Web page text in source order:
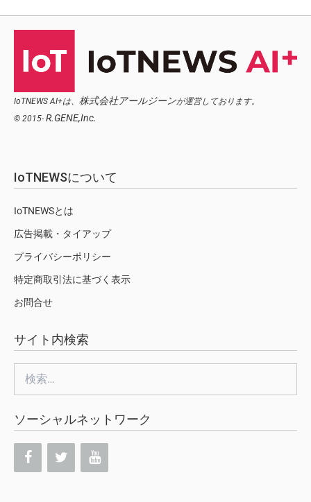
IoTNEWS AI+は、 株式会社アールジーンが運営しております。
© 2015- R.GENE,Inc.
IoTNEWSについて
IoTNEWSとは
広告掲載・タイアップ
プライバシーポリシー
特定商取引法に基づく表示
お問合せ
サイト内検索
索:
ソーシャルネットワーク